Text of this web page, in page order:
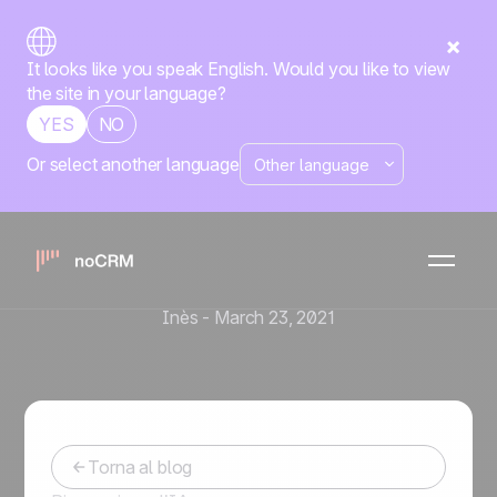
It looks like you speak English. Would you like to view
the site in your language?
YES
NO
Or select another language
Prospecting
Lista prospect : Come
trovare nuovi clienti per la
Inès - March 23, 2021
Torna al blog